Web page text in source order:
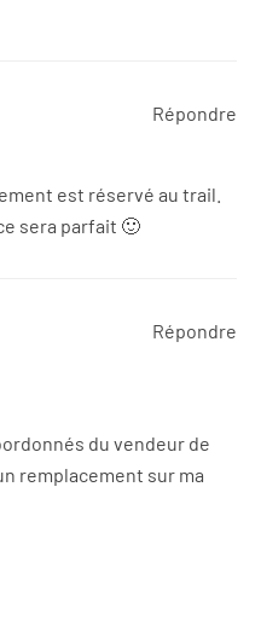
est réservé au trail.
sera parfait 🙂
Répondre
du vendeur de
remplacement sur ma
Répondre